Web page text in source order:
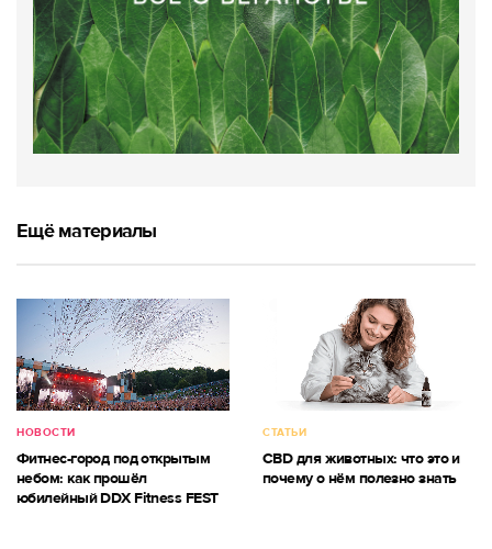
Ещё материалы
НОВОСТИ
Фитнес-город под открытым
небом: как прошёл
юбилейный DDX Fitness FEST
СТАТЬИ
CBD для животных: что это и
почему о нём полезно знать